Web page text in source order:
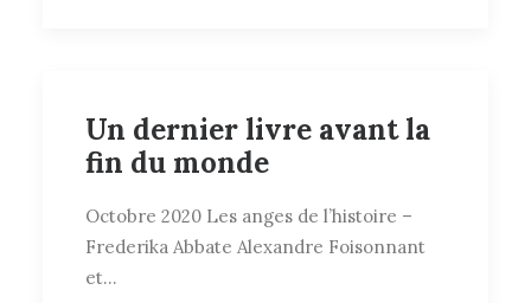
Un dernier livre avant la
fin du monde
Octobre 2020 Les anges de l’histoire –
Frederika Abbate Alexandre Foisonnant
et…